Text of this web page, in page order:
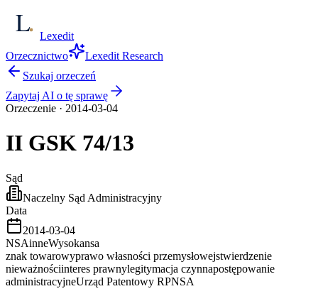
Lexedit
Orzecznictwo
Lexedit Research
Szukaj orzeczeń
Zapytaj AI o tę sprawę
Orzeczenie · 2014-03-04
II GSK 74/13
Sąd
Naczelny Sąd Administracyjny
Data
2014-03-04
NSAinneWysokansa
znak towarowyprawo własności przemysłowejstwierdzenie
nieważnościinteres prawnylegitymacja czynnapostępowanie
administracyjneUrząd Patentowy RPNSA